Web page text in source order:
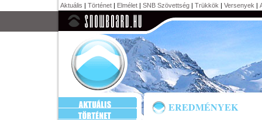
Aktuális | Történet | Elmélet | SNB Szövettség | Trükkök | Versenyek |
EREDMÉNYEK